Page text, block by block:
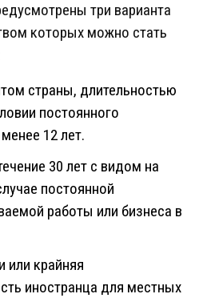
три варианта
которых можно стать
страны, длительностью
постоянного
12 лет.
30 лет с видом на
постоянной
работы или бизнеса в
или крайняя
иностранца для местных